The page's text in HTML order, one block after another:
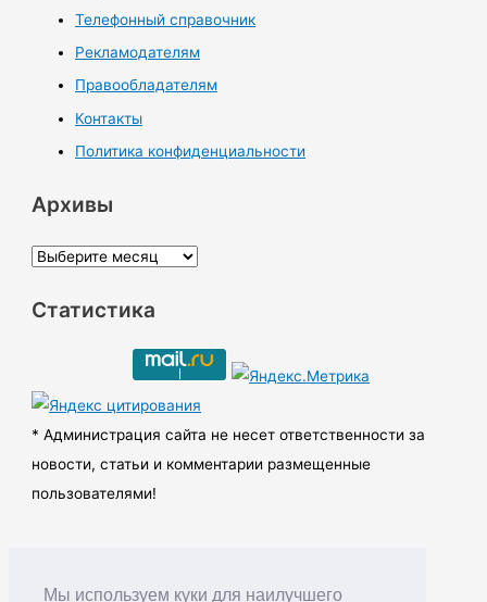
Мы используем куки для наилучшего
Телефонный справочник
Рекламодателям
Правообладателям
Контакты
Политика конфиденциальности
Архивы
А
х
ы
Статистика
* Администрация сайта не несет ответственности за
новости, статьи и комментарии размещенные
пользователями!